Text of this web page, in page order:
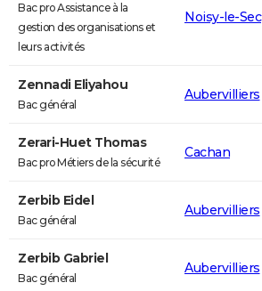
Bac pro Assistance à la
gestion des organisations et
leurs activités
Noisy-le-Sec
Zennadi Eliyahou
Bac général
Aubervilliers
Zerari-Huet Thomas
Bac pro Métiers de la sécurité
Cachan
Zerbib Eidel
Bac général
Aubervilliers
Zerbib Gabriel
Bac général
Aubervilliers